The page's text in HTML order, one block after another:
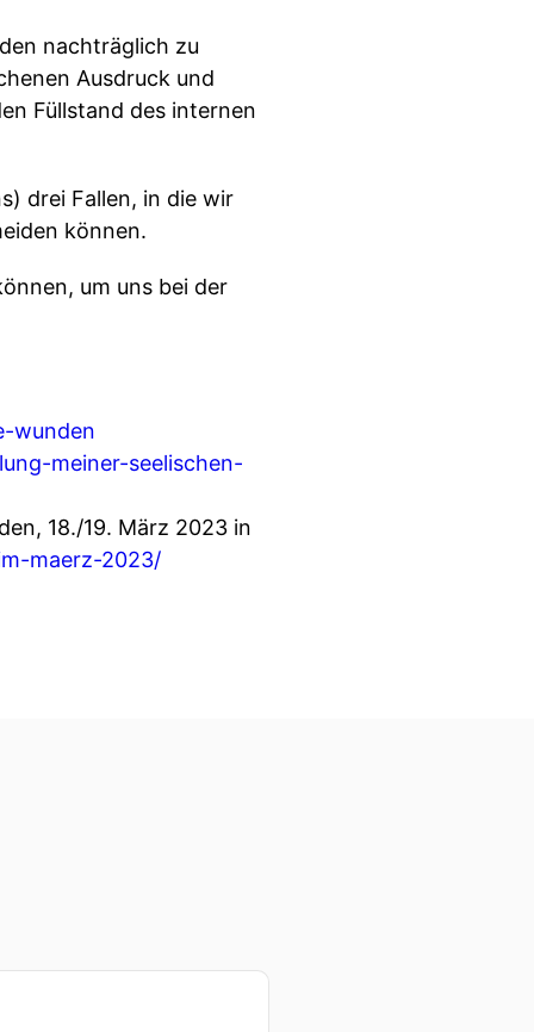
nachträglich zu
Ausdruck und
Füllstand des internen
drei Fallen, in die wir
können.
um uns bei der
wunden
meiner-seelischen-
18./19. März 2023 in
maerz-2023/